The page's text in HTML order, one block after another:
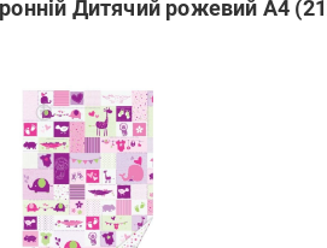
Дитячий рожевий А4